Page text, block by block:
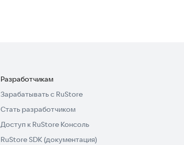
Разработчикам
Зарабатывать с RuStore
Стать разработчиком
Доступ к RuStore Консоль
RuStore SDK (документация)